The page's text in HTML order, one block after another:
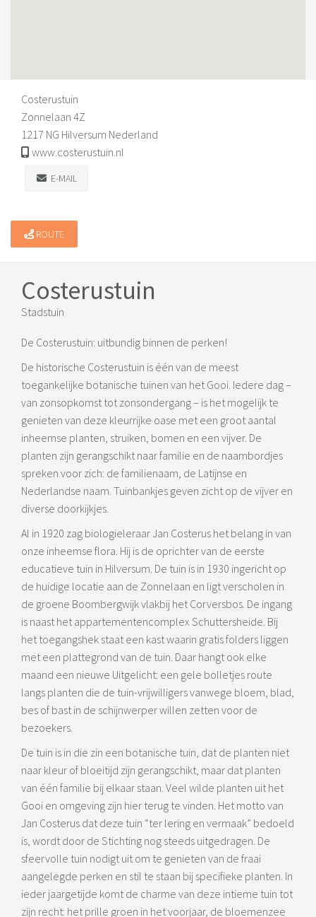
Costerustuin
Zonnelaan 4Z
1217 NG Hilversum Nederland
www.costerustuin.nl
E-MAIL
ROUTE
Costerustuin
Stadstuin
De Costerustuin: uitbundig binnen de perken!
De historische Costerustuin is één van de meest
toegankelijke botanische tuinen van het Gooi. Iedere dag –
van zonsopkomst tot zonsondergang – is het mogelijk te
genieten van deze kleurrijke oase met een groot aantal
inheemse planten, struiken, bomen en een vijver. De
planten zijn gerangschikt naar familie en de naambordjes
spreken voor zich: de familienaam, de Latijnse en
Nederlandse naam. Tuinbankjes geven zicht op de vijver en
diverse doorkijkjes.
Al in 1920 zag biologieleraar Jan Costerus het belang in van
onze inheemse flora. Hij is de oprichter van de eerste
educatieve tuin in Hilversum. De tuin is in 1930 ingericht op
de huidige locatie aan de Zonnelaan en ligt verscholen in
de groene Boombergwijk vlakbij het Corversbos. De ingang
is naast het appartementencomplex Schuttersheide. Bij
het toegangshek staat een kast waarin gratis folders liggen
met een plattegrond van de tuin. Daar hangt ook elke
maand een nieuwe Uitgelicht: een gele bolletjes route
langs planten die de tuin-vrijwilligers vanwege bloem, blad,
bes of bast in de schijnwerper willen zetten voor de
bezoekers.
De tuin is in die zin een botanische tuin, dat de planten niet
naar kleur of bloeitijd zijn gerangschikt, maar dat planten
van één familie bij elkaar staan. Veel wilde planten uit het
Gooi en omgeving zijn hier terug te vinden. Het motto van
Jan Costerus dat deze tuin “ter lering en vermaak” bedoeld
is, wordt door de Stichting nog steeds uitgedragen. De
sfeervolle tuin nodigt uit om te genieten van de fraai
aangelegde perken en stil te staan bij specifieke planten. In
ieder jaargetijde komt de charme van deze intieme tuin tot
zijn recht: het prille groen in het voorjaar, de bloemenzee